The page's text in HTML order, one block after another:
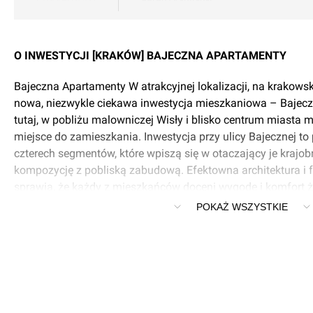
O INWESTYCJI [KRAKÓW] BAJECZNA APARTAMENTY
Bajeczna Apartamenty W atrakcyjnej lokalizacji, na
nowa, niezwykle ciekawa inwestycja mieszkaniowa –
tutaj, w pobliżu malowniczej Wisły i blisko centrum miasta
miejsce do zamieszkania. Inwestycja przy ulicy Bajecznej
czterech segmentów, które wpiszą się w otaczający je
kompozycję z pobliską zabudową. Efektowna architektura i
sprawią, że każdy z mieszkańców doceni wygodę i komfort
wyjątkowym osiedlu. Podczas projektowania zabudowy
POKAŻ WSZYSTKIE